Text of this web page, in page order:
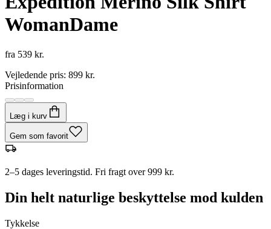
WomanDame
fra 539 kr.
Vejledende pris: 899 kr.
Prisinformation
Læg i kurv
Gem som favorit
2–5 dages leveringstid. Fri fragt over 999 kr.
Din helt naturlige beskyttelse mod kulden
Tykkelse